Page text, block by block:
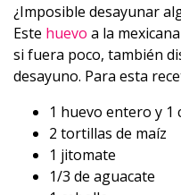
¿Imposible desayunar
Este huevo a la
si fuera poco, también
desayuno. Para esta
1 huevo entero y 1
2 tortillas de maíz
1 jitomate
1/3 de aguacate